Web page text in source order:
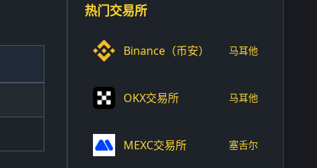
热门交易所
Binance（币安） 马耳他
OKX交易所 马耳他
MEXC交易所 塞舌尔